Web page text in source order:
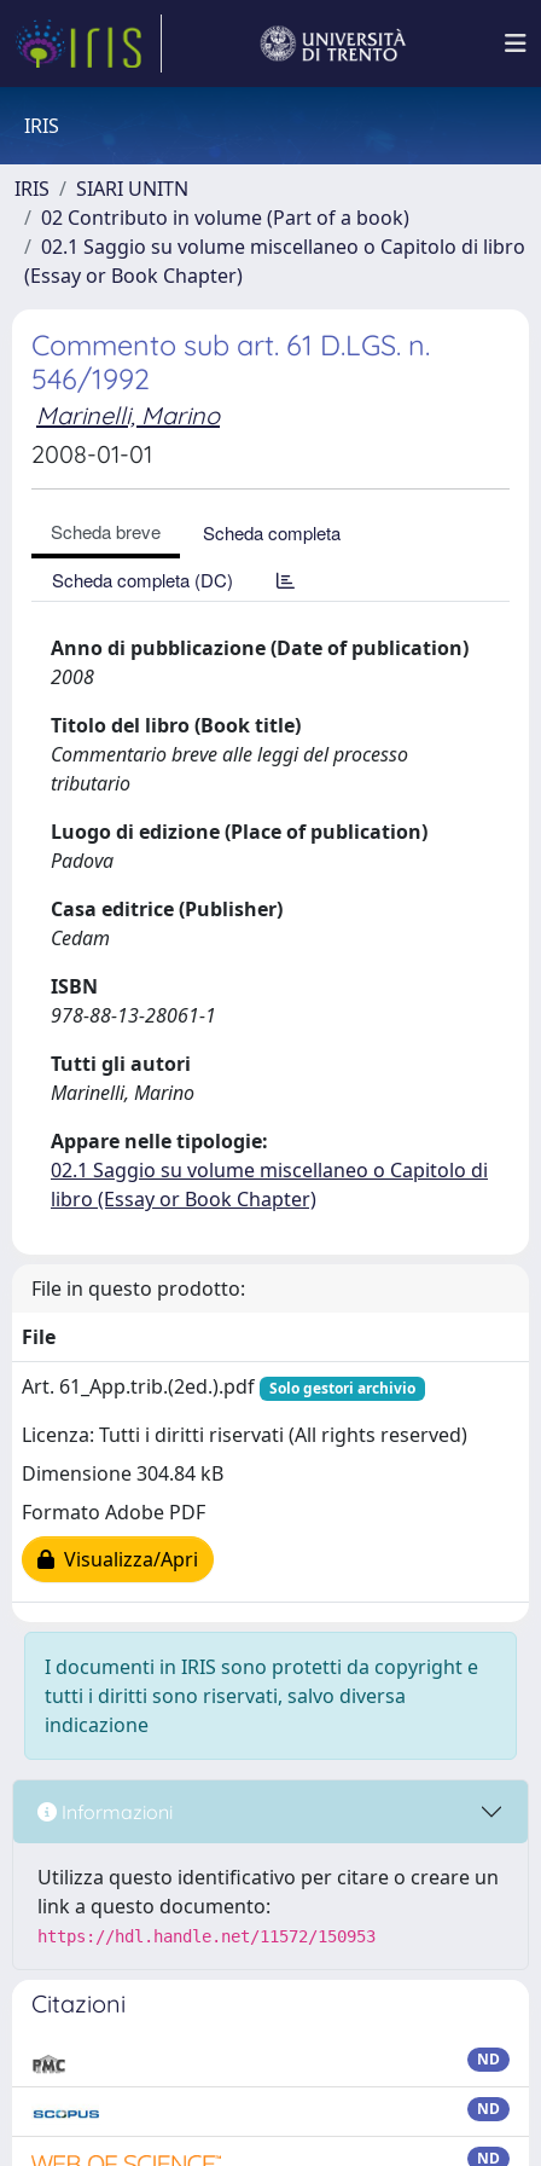
IRIS
IRIS
SIARI UNITN
02 Contributo in volume (Part of a book)
02.1 Saggio su volume miscellaneo o Capitolo di libro
(Essay or Book Chapter)
Commento sub art. 61 D.LGS. n.
546/1992
Marinelli, Marino
2008-01-01
Scheda breve
Scheda completa
Scheda completa (DC)
Anno di pubblicazione (Date of publication)
2008
Titolo del libro (Book title)
Commentario breve alle leggi del processo
tributario
Luogo di edizione (Place of publication)
Padova
Casa editrice (Publisher)
Cedam
ISBN
978-88-13-28061-1
Tutti gli autori
Marinelli, Marino
Appare nelle tipologie:
02.1 Saggio su volume miscellaneo o Capitolo di
libro (Essay or Book Chapter)
File in questo prodotto:
File
Art. 61_App.trib.(2ed.).pdf
Solo gestori archivio
Licenza: Tutti i diritti riservati (All rights reserved)
Dimensione 304.84 kB
Formato Adobe PDF
Visualizza/Apri
I documenti in IRIS sono protetti da copyright e
tutti i diritti sono riservati, salvo diversa
indicazione
Informazioni
Utilizza questo identificativo per citare o creare un
link a questo documento:
https://hdl.handle.net/11572/150953
Citazioni
ND
ND
ND